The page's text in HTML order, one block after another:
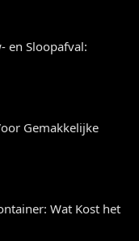
en Sloopafval:
Gemakkelijke
Wat Kost het